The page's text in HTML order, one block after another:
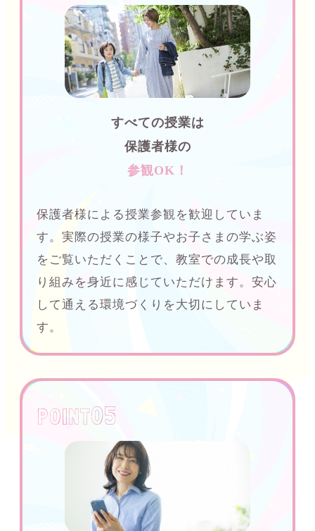
すべての授業は
保護者様の
参観OK！
保護者様による授業参観を歓迎していま
す。実際の授業の様子やお子さまの学ぶ姿
をご覧いただくことで、教室での成長や取
り組みを身近に感じていただけます。安心
して通える環境づくりを大切にしていま
す。
P0INT05